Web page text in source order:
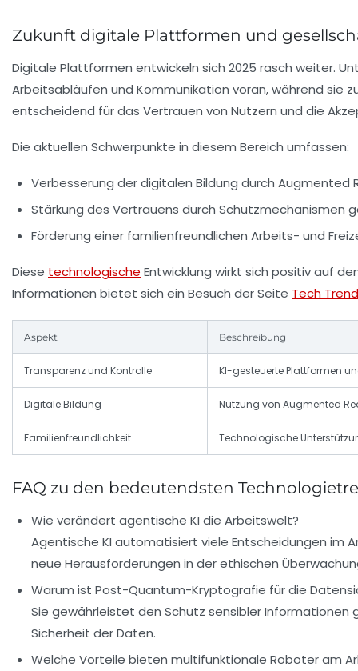
Zukunft digitale Plattformen und
Digitale Plattformen entwickeln sich 2025 rasch weiter.
Arbeitsabläufen und Kommunikation voran, während sie
entscheidend für das Vertrauen von Nutzern und die
Die aktuellen Schwerpunkte in diesem Bereich umfassen:
Verbesserung der digitalen Bildung durch Augmented
Stärkung des Vertrauens durch Schutzmechanismen
Förderung einer familienfreundlichen Arbeits- und
Diese technologische Entwicklung wirkt sich positiv auf
Informationen bietet sich ein Besuch der Seite Tech
Aspekt Beschreibung
Transparenz und Kontrolle KI-gesteuerte Plattformen
Digitale Bildung Nutzung von Augmented
Familienfreundlichkeit Technologische
FAQ zu den bedeutendsten
Wie verändert agentische KI die Arbeitswelt?
Agentische KI automatisiert viele Entscheidungen
neue Herausforderungen in der ethischen
Warum ist Post-Quantum-Kryptografie für die
Sie gewährleistet den Schutz sensibler
Sicherheit der Daten.
Welche Vorteile bieten multifunktionale Roboter am